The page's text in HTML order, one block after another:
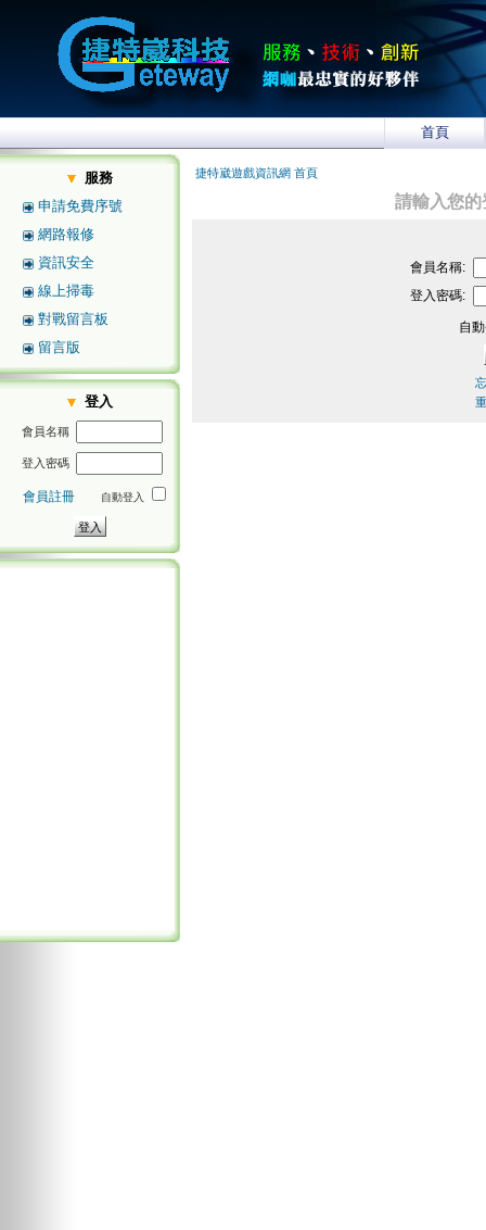
首頁
服務
申請免費序號
網路報修
資訊安全
線上掃毒
對戰留言板
留言版
登入
會員名稱
登入密碼
會員註冊 自動登入
捷特崴遊戲資訊網 首頁
請輸入您
會員名稱:
登入密碼:
自